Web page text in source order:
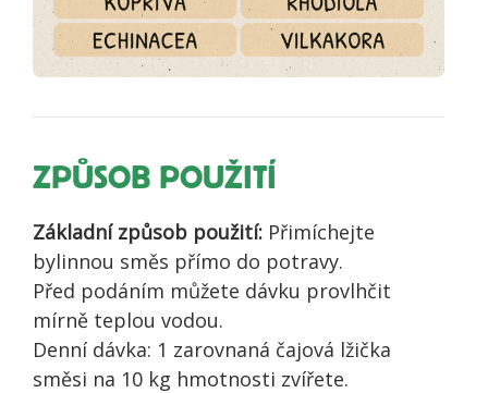
ZPŮSOB POUŽITÍ
Základní způsob použití: Přimíchejte
bylinnou směs přímo do potravy.
Před podáním můžete dávku provlhčit
mírně teplou vodou.
Denní dávka: 1 zarovnaná čajová lžička
směsi na 10 kg hmotnosti zvířete.